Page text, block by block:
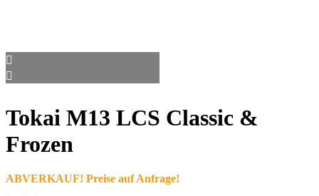
Tokai M13 LCS Classic &
Frozen
ABVERKAUF! Preise auf Anfrage!